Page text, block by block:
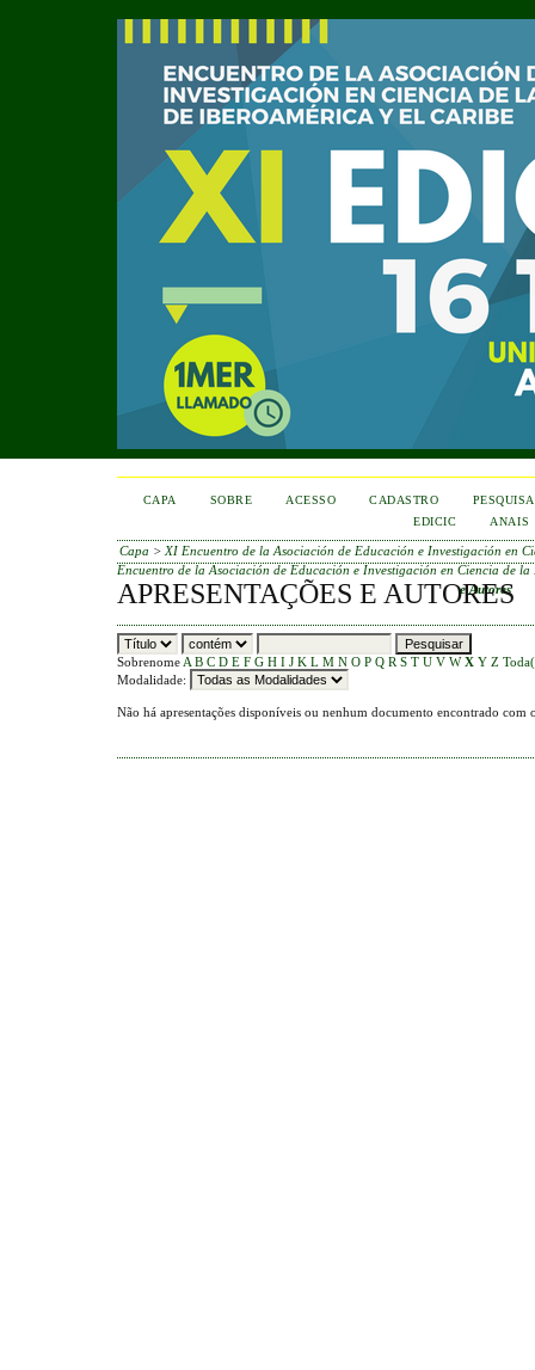
CAPA SOBRE ACESSO CADASTRO
PESQUISA
EDICIC
ANAIS
Capa > XI Encuentro de la Asociación de Educación e Investigación en
Encuentro de la Asociación de Educación e Investigación en Ciencia de
e Autores
APRESENTAÇÕES E AUTORES
Sobrenome A B C D E F G H I J K L M N O P Q R S T U V W X Y Z
Modalidade:
Não há apresentações disponíveis ou nenhum documento encontrado com